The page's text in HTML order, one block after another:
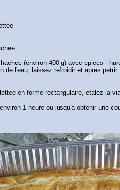
(environ 400 g) avec epices -
de l'eau, laissez refroidir et apres petrir.
en forme rectangulaire, etalez la
1 heure ou jusqu'a obtenir une